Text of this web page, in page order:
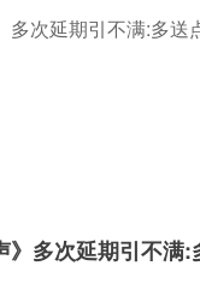
》多次延期引不